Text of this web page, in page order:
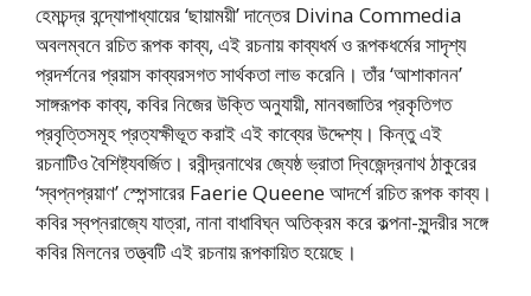
হেমচন্দ্র বন্দ্যোপাধ্যায়ের ‘ছায়াময়ী’ দান্তের Divina Commedia
অবলম্বনে রচিত রূপক কাব্য, এই রচনায় কাব্যধর্ম ও রূপকধর্মের সাদৃশ্য
প্রদর্শনের প্রয়াস কাব্যরসগত সার্থকতা লাভ করেনি। তাঁর ‘আশাকানন’
সাঙ্গরূপক কাব্য, কবির নিজের উক্তি অনুযায়ী, মানবজাতির প্রকৃতিগত
প্রবৃত্তিসমূহ প্রত্যক্ষীভূত করাই এই কাব্যের উদ্দেশ্য। কিন্তু এই
রচনাটিও বৈশিষ্ট্যবর্জিত। রবীন্দ্রনাথের জ্যেষ্ঠ ভ্রাতা দ্বিজেন্দ্রনাথ ঠাকুরের
‘স্বপ্নপ্রয়াণ’ স্পেন্সারের Faerie Queene আদর্শে রচিত রূপক কাব্য।
কবির স্বপ্নরাজ্যে যাত্রা, নানা বাধাবিঘ্ন অতিক্রম করে কল্পনা-সুন্দরীর সঙ্গে
কবির মিলনের তত্ত্বটি এই রচনায় রূপকায়িত হয়েছে।